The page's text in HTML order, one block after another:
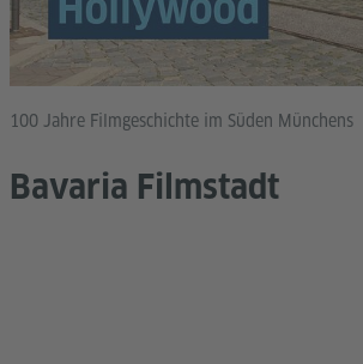
100 Jahre Filmgeschichte im Süden Münchens
Bavaria Filmstadt